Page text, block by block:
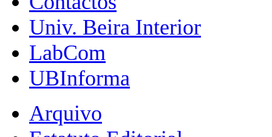
Univ. Beira Interior
LabCom
UBInforma
Arquivo